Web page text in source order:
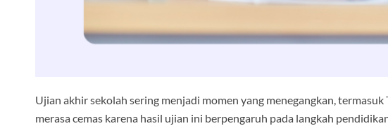
Ujian akhir sekolah sering menjadi momen yang menegangkan,
merasa cemas karena hasil ujian ini berpengaruh pada langkah